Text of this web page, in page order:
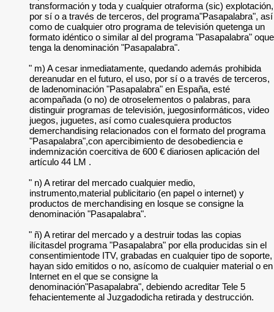
transformación y toda y cualquier otraforma (sic) explotación,
por sí o a través de terceros, del programa"Pasapalabra", así
como de cualquier otro programa de televisión quetenga un
formato idéntico o similar al del programa "Pasapalabra" oque
tenga la denominación "Pasapalabra".
" m) A cesar inmediatamente, quedando además prohibida
dereanudar en el futuro, el uso, por sí o a través de terceros,
de ladenominación "Pasapalabra" en España, esté
acompañada (o no) de otroselementos o palabras, para
distinguir programas de televisión, juegosinformáticos, video
juegos, juguetes, así como cualesquiera productos
demerchandising relacionados con el formato del programa
"Pasapalabra",con apercibimiento de desobediencia e
indemnización coercitiva de 600 € diariosen aplicación del
artículo 44 LM .
" n) A retirar del mercado cualquier medio,
instrumento,material publicitario (en papel o internet) y
productos de merchandising en losque se consigne la
denominación "Pasapalabra".
" ñ) A retirar del mercado y a destruir todas las copias
ilícitasdel programa "Pasapalabra" por ella producidas sin el
consentimientode ITV, grabadas en cualquier tipo de soporte,
hayan sido emitidos o no, asícomo de cualquier material o en
Internet en el que se consigne la
denominación"Pasapalabra", debiendo acreditar Tele 5
fehacientemente al Juzgadodicha retirada y destrucción.